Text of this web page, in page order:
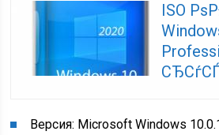
ISO
Версия: Microsoft Windows